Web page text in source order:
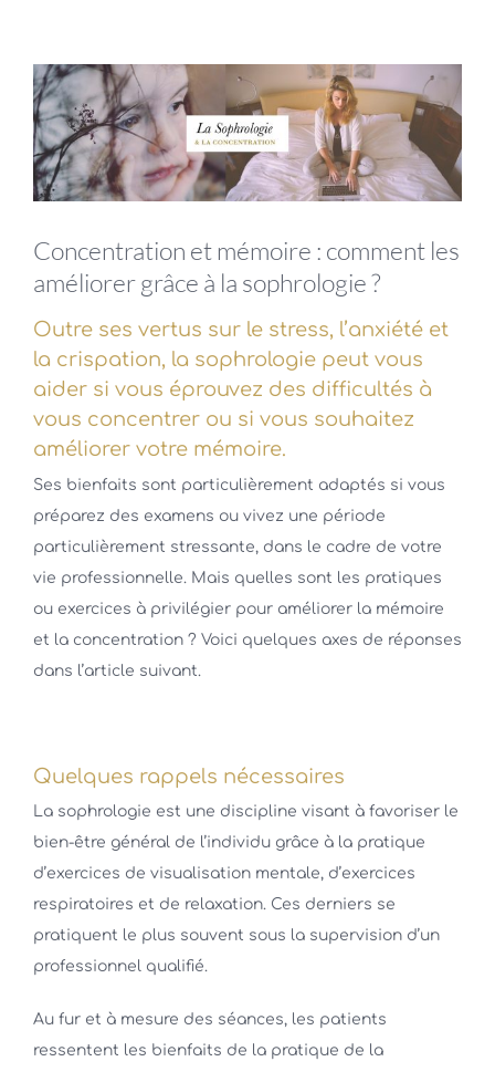
Voir
l'image
agrandie
Concentration et mémoire : comment les
améliorer grâce à la sophrologie ?
Outre ses vertus sur le stress, l’anxiété et
la crispation, la sophrologie peut vous
aider si vous éprouvez des difficultés à
vous concentrer ou si vous souhaitez
améliorer votre mémoire.
Ses bienfaits sont particulièrement adaptés si vous
préparez des examens ou vivez une période
particulièrement stressante, dans le cadre de votre
vie professionnelle. Mais quelles sont les pratiques
ou exercices à privilégier pour améliorer la mémoire
et la concentration ? Voici quelques axes de réponses
dans l’article suivant.
Quelques rappels nécessaires
La sophrologie est une discipline visant à favoriser le
bien-être général de l’individu grâce à la pratique
d’exercices de visualisation mentale, d’exercices
respiratoires et de relaxation. Ces derniers se
pratiquent le plus souvent sous la supervision d’un
professionnel qualifié.
Au fur et à mesure des séances, les patients
ressentent les bienfaits de la pratique de la